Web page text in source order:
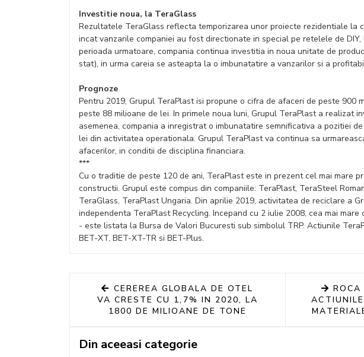
Investitie noua, la TeraGlass
Rezultatele TeraGlass reflecta temporizarea unor proiecte rezidentiale la
incat vanzarile companiei au fost directionate in special pe retelele de
perioada urmatoare, compania continua investitia in noua unitate de
stat), in urma careia se asteapta la o imbunatatire a vanzarilor si a
Prognoze
Pentru 2019, Grupul TeraPlast isi propune o cifra de afaceri de peste 900
peste 88 milioane de lei. In primele noua luni, Grupul TeraPlast a realizat
asemenea, compania a inregistrat o imbunatatire semnificativa a pozitiei
lei din activitatea operationala. Grupul TeraPlast va continua sa
afacerilor, in conditii de disciplina financiara.
***
Cu o traditie de peste 120 de ani, TeraPlast este in prezent cel mai mare
constructii. Grupul este compus din companiile: TeraPlast, TeraSteel
TeraGlass, TeraPlast Ungaria. Din aprilie 2019, activitatea de reciclare a
independenta TeraPlast Recycling. Incepand cu 2 iulie 2008, cea mai
- este listata la Bursa de Valori Bucuresti sub simbolul TRP. Actiunile
BET-XT, BET-XT-TR si BET-Plus.
CEREREA GLOBALA DE OTEL
VA CRESTE CU 1,7% IN 2020, LA
1800 DE MILIOANE DE TONE
Din aceeasi categorie